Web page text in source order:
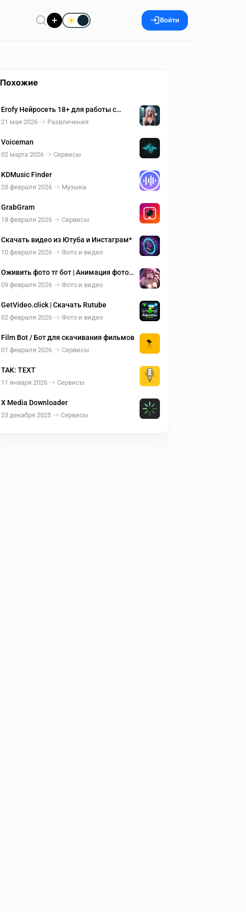
Войти
Похожие
Erofy Нейросеть 18+ для работы с
изображениями ( оживление,
21 мая 2026 Развлечения
Voiceman
02 марта 2026 Сервисы
KDMusic Finder
28 февраля 2026 Музыка
GrabGram
18 февраля 2026 Сервисы
Скачать видео из Ютуба и Инстаграм*
10 февраля 2026 Фото и видео
Оживить фото тг бот | Анимация фото
18+
09 февраля 2026 Фото и видео
GetVideo.click | Скачать Rutube
02 февраля 2026 Фото и видео
Film Bot / Бот для скачивания фильмов
01 февраля 2026 Сервисы
TAK: TEXT
11 января 2026 Сервисы
X Media Downloader
23 декабря 2025 Сервисы